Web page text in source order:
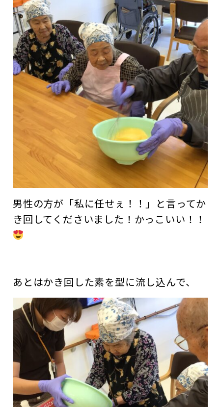
男性の方が「私に任せぇ！！」と言ってか
き回してくださいました！かっこいい！！
あとはかき回した素を型に流し込んで、